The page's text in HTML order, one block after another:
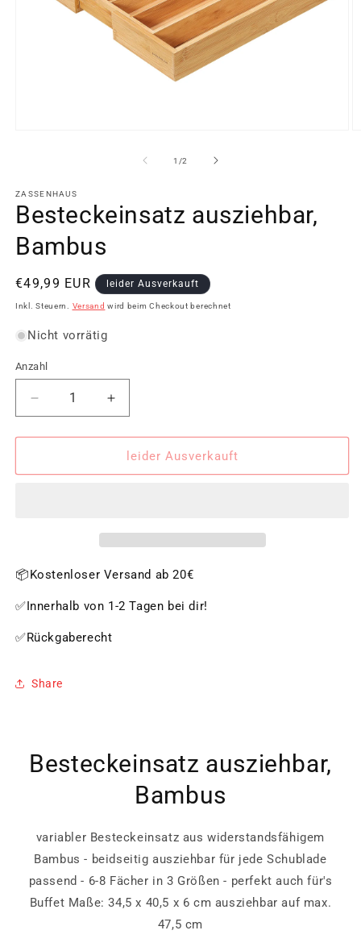
1 /von
2
ZASSENHAUS
Besteckeinsatz ausziehbar,
Bambus
Normaler
Preis
€49,99 EUR leider Ausverkauft
Inkl. Steuern. Versand wird beim Checkout berechnet
Nicht vorrätig
Anzahl
Verringere
die
Menge
Besteckeinsatz
Erhöhe
die
Menge
Besteckeinsatz
leider Ausverkauft
📦Kostenloser Versand ab 20€
✅Innerhalb von 1-2 Tagen bei dir!
✅Rückgaberecht
Share
Besteckeinsatz ausziehbar,
Bambus
variabler Besteckeinsatz aus widerstandsfähigem
Bambus - beidseitig ausziehbar für jede Schublade
passend - 6-8 Fächer in 3 Größen - perfekt auch für's
Buffet Maße: 34,5 x 40,5 x 6 cm ausziehbar auf max.
47,5 cm